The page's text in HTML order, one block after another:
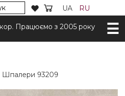
UA RU
Працюємо з 2005 року
Шпалери 93209